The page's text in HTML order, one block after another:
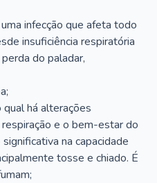
infecção que afeta todo
insuficiência respiratória
do paladar,
qual há alterações
e o bem-estar do
na capacidade
tosse e chiado. É